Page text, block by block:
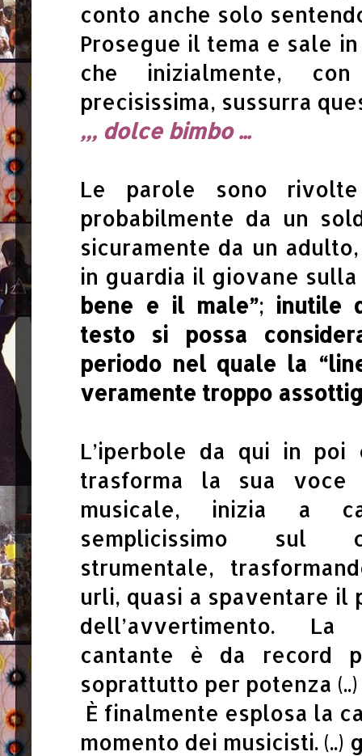
conto anche solo
Prosegue il tema e sale
che inizialmente,
precisissima, sussurra
,,, dolce bimbo ...
Le parole sono
probabilmente da un
sicuramente da un
in guardia il giovane
bene e il male”; inutile
testo si possa
periodo nel quale la
veramente troppo
L’iperbole da qui in
trasforma la sua voce
musicale, inizia a
semplicissimo sul
strumentale,
urli, quasi a spaventare il
dell’avvertimento.
cantante è da record
soprattutto per potenza
È finalmente esplosa la
momento dei musicisti. (..)